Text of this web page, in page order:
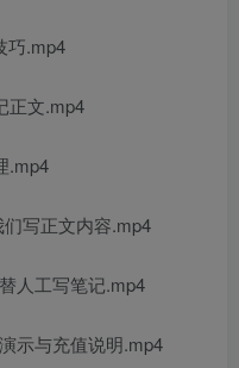
巧.mp4
正文.mp4
.mp4
写正文内容.mp4
人工写笔记.mp4
示与充值说明.mp4